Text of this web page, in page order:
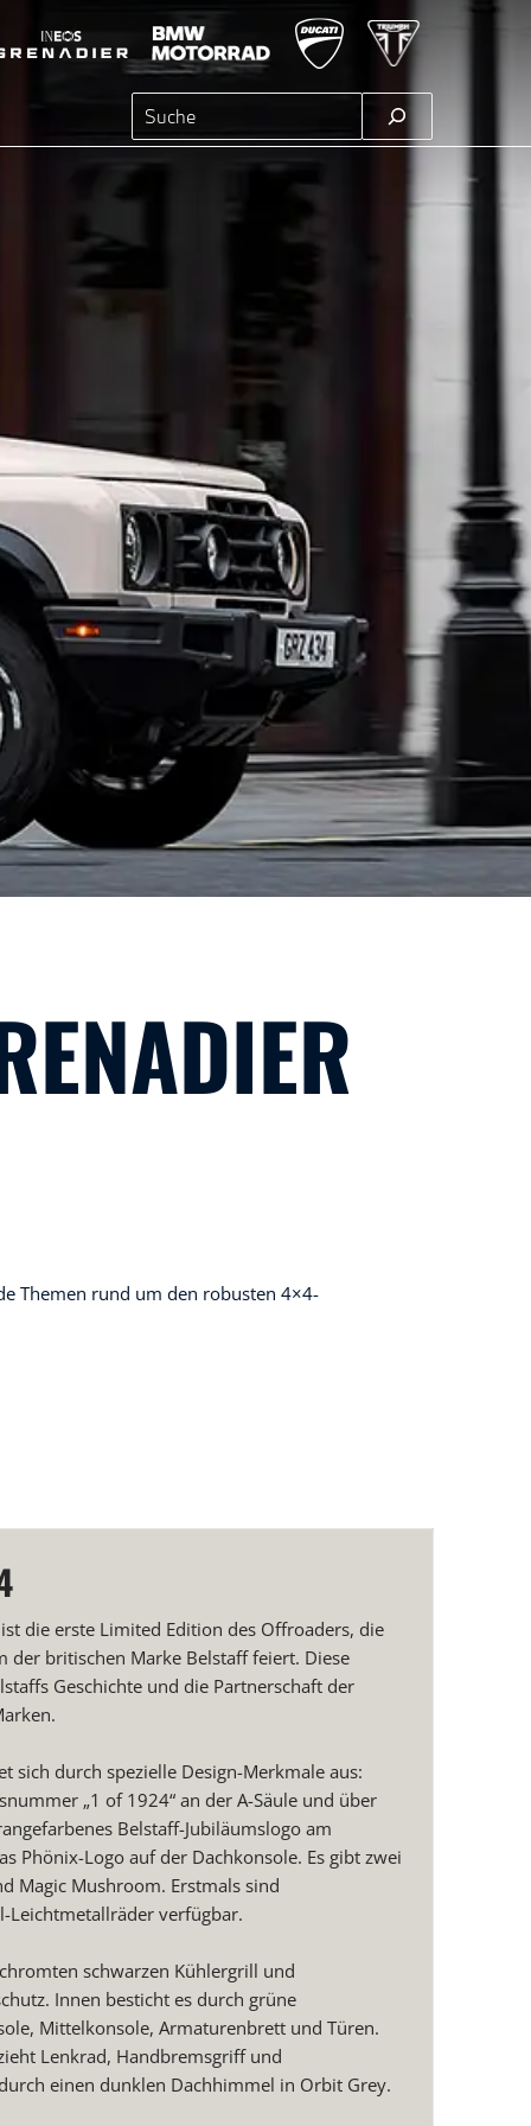
Suchen
Themen rund um den robusten 4×4-
die erste Limited Edition des Offroaders, die
der britischen Marke Belstaff feiert. Diese
Geschichte und die Partnerschaft der
sich durch spezielle Design-Merkmale aus:
„1 of 1924“ an der A-Säule und über
Belstaff-Jubiläumslogo am
Phönix-Logo auf der Dachkonsole. Es gibt zwei
Magic Mushroom. Erstmals sind
Leichtmetallräder verfügbar.
schwarzen Kühlergrill und
Innen besticht es durch grüne
Mittelkonsole, Armaturenbrett und Türen.
Lenkrad, Handbremsgriff und
einen dunklen Dachhimmel in Orbit Grey.